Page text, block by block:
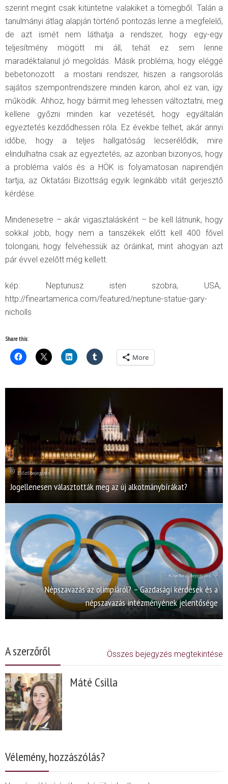
szerint megint csak kitüntetne valakiket a tömegből. Talán a
tanulmányi átlag alapján történő pontozás lenne a megfelelő,
de azt ismét nem láthatja a rendszer, hogy egy-egy
teljesítmény mögött mi áll, tehát ez sem lenne
maradéktalanul jó megoldás. Másik probléma, hogy eléggé
bebetonozott a mostani rendszer, hiszen a rangsorolás
sajátos szempontrendszere minden karon, ahol ez van, így
működik. Ahhoz, hogy bármit meg lehessen változtatni, meg
kellene győzni minden kar vezetését, hogy egyáltalán
egyeztetés kezdődhessen róla. Ez évekbe telhet, akár annyi
időbe, hogy a teljes hallgatóság lecserélődik, mire
elindulhatna csak az egyeztetés, az azonban bizonyos, hogy
a probléma valós és a HÖK is folyamatosan napirendjén
tartja, az Oktatási Bizottság egyik leginkább vitát gerjesztő
kérdése.
Mindenesetre – akár vigasztalásként – be kell látnunk, hogy
sokkal jobb, hogy nem a tanszékek előtt kell 400 fővel
tolongani, hogy felvehessük az óráinkat, mint ahogyan azt
pár évvel ezelőtt még kellett.
kép: Neptunusz isten szobra, USA,
http://fineartamerica.com/featured/neptune-statue-gary-
nicholls
Share this:
More
Előző bejegyzés
Jogellenesen választották meg az új alkotmánybírákat?
Következő bejegyzés
Népszavazás az olimpiáról? – Gazdasági kérdések és a
népszavazás intézményének jelentősége
A szerzőről Összes bejegyzés megtekintése
Máté Csilla
Vélemény, hozzászólás?